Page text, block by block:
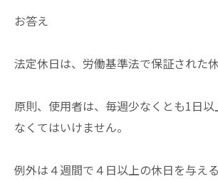
お答え
法定休日は、労働基準法で保証された休
原則、使用者は、毎週少なくとも1日以
なくてはいけません。
例外は４週間で４日以上の休日を与え